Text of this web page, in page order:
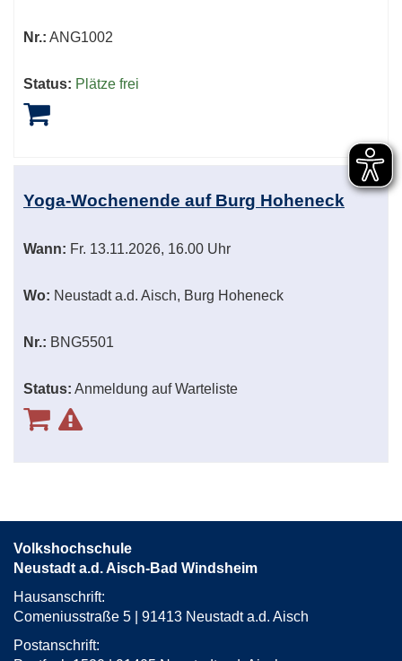
Nr.: ANG1002
Status: Plätze frei
Yoga-Wochenende auf Burg Hoheneck
Wann: Fr. 13.11.2026, 16.00 Uhr
Wo: Neustadt a.d. Aisch, Burg Hoheneck
Nr.: BNG5501
Status: Anmeldung auf Warteliste
Volkshochschule
Neustadt a.d. Aisch-Bad Windsheim
Hausanschrift:
Comeniusstraße 5 | 91413 Neustadt a.d. Aisch
Postanschrift: